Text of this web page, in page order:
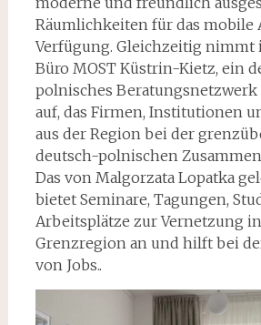
Räumlichkeiten für das mobile
Verfügung. Gleichzeitig nimmt
Büro MOST Küstrin-Kietz, ein
polnisches
auf, das Firmen, Institutionen
aus der Region bei der
deutsch-polnischen
Das von Malgorzata Lopatka
bietet Seminare, Tagungen,
Arbeitsplätze zur Vernetzung
Grenzregion an und hilft bei
von Jobs..